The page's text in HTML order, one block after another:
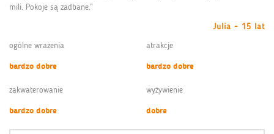
mili. Pokoje są zadbane.”
Julia - 15 lat
ogólne wrażenia
bardzo dobre
atrakcje
bardzo dobre
zakwaterowanie
bardzo dobre
wyżywienie
dobre